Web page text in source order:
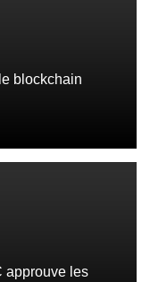
blockchain
approuve les